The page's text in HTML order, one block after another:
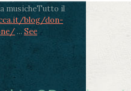
musicheTutto il
blog/don-
... See